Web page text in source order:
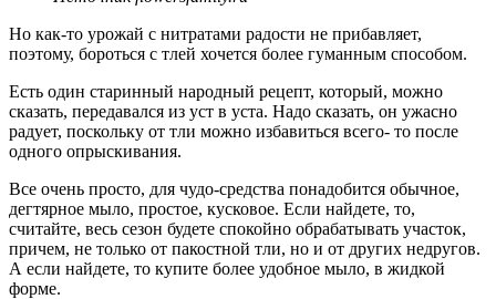
Но как-то урожай с нитратами радости не прибавляет,
поэтому, бороться с тлей хочется более гуманным способом.
Есть один старинный народный рецепт, который, можно
сказать, передавался из уст в уста. Надо сказать, он ужасно
радует, поскольку от тли можно избавиться всего- то после
одного опрыскивания.
Все очень просто, для чудо-средства понадобится обычное,
дегтярное мыло, простое, кусковое. Если найдете, то,
считайте, весь сезон будете спокойно обрабатывать участок,
причем, не только от пакостной тли, но и от других недругов.
А если найдете, то купите более удобное мыло, в жидкой
форме.